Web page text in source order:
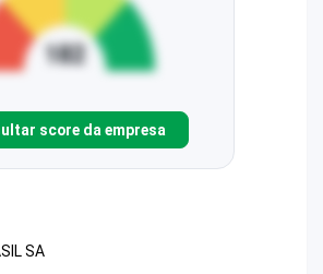
score da empresa
SA